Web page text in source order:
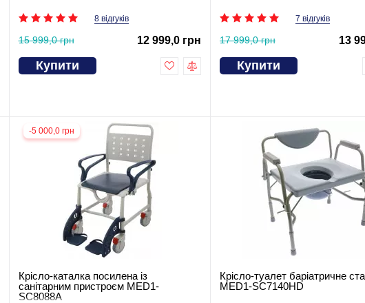
8 відгуків
15 999,0 грн 12 999,0 грн
Купити
7 відгуків
17 999,0 грн 13
Купити
-5 000,0 грн
Крісло-каталка посилена із
санітарним пристроєм MED1-
SC8088A
Крісло-туалет баріатричне
MED1-SC7140HD